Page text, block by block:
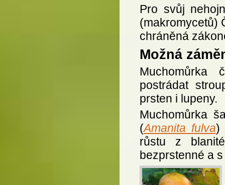
Pro svůj
(makromycetů)
chráněná
Možná
Muchomůrka
postrádat
prsten i lupeny.
Muchomůrka
(Amanita fulva)
růstu z
bezprstenné a